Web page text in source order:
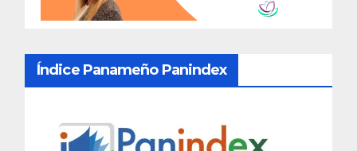
Índice Panameño Panindex